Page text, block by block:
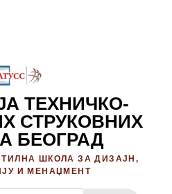
ТЕХНИЧКО-
СТРУКОВНИХ
БЕОГРАД
ШКОЛА ЗА ДИЗАЈН,
И МЕНАЏМЕНТ